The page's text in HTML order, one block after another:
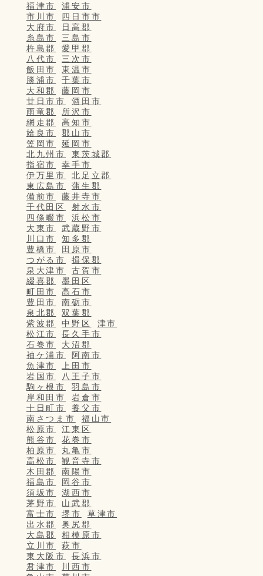
福津市
浦安市
市川市
四日市市
大府市
日高郡
糸島市
三島市
杵島郡
愛甲郡
八代市
三次市
飯田市
東温市
勝浦市
千葉市
大和郡
藤岡市
廿日市市
酒田市
雨竜郡
所沢市
網走郡
高知市
姶良市
郡山市
笠岡市
延岡市
北九州市
東茨城郡
指宿市
幸手市
伊万里市
北足立郡
東広島市
蒲生郡
備前市
藤井寺市
千代田区
射水市
四條畷市
浜松市
大東市
武蔵野市
川口市
知多郡
豊橋市
田原市
つがる市
揖保郡
泉大津市
古賀市
綴喜郡
墨田区
町田市
高石市
豊田市
南砺市
泉北郡
双葉郡
紫波郡
中野区
津市
松江市
長久手市
石巻市
大沼郡
袖ケ浦市
阿南市
魚津市
上田市
岩国市
八王子市
駒ヶ根市
羽島市
岸和田市
岩倉市
十日町市
養父市
南さつま市
福山市
松原市
江東区
熊谷市
花巻市
柏原市
丸亀市
高松市
観音寺市
木田郡
南陽市
福島市
岡谷市
須坂市
湖西市
茅野市
山武郡
富士市
堺市
草津市
出水郡
奥尻郡
大島郡
相模原市
立川市
萩市
東大阪市
長浜市
君津市
川西市